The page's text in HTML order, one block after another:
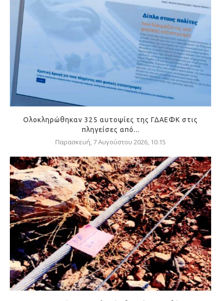
Ολοκληρώθηκαν 325 αυτοψίες της ΓΔΑΕΦΚ στις
πληγείσες από...
Παρασκευή, 7 Αυγούστου 2026, 10:15